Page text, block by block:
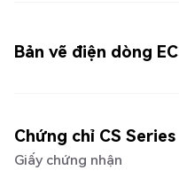
Bản vẽ điện dòng EC
Chứng chỉ CS Series
Giấy chứng nhận